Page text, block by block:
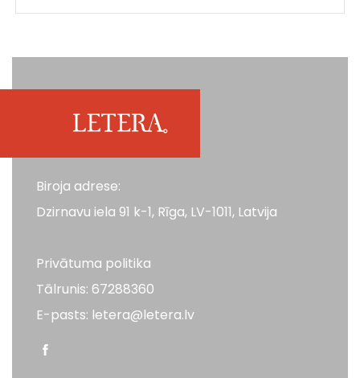
Biroja adrese:
Dzirnavu iela 91 k-1, Rīga, LV-1011, Latvija
Privātuma politika
Tālrunis: 67288360
E-pasts: letera@letera.lv